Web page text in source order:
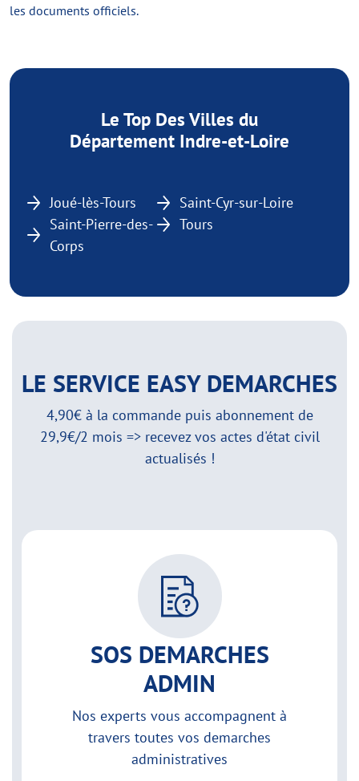
les documents officiels.
Le Top Des Villes du
Département Indre-et-Loire
Joué-lès-Tours
Saint-Cyr-sur-Loire
Saint-Pierre-des-
Corps
Tours
LE SERVICE EASY DEMARCHES
4,90€ à la commande puis abonnement de
29,9€/2 mois => recevez vos actes d'état civil
actualisés !
SOS DEMARCHES
ADMIN
Nos experts vous accompagnent à
travers toutes vos demarches
administratives